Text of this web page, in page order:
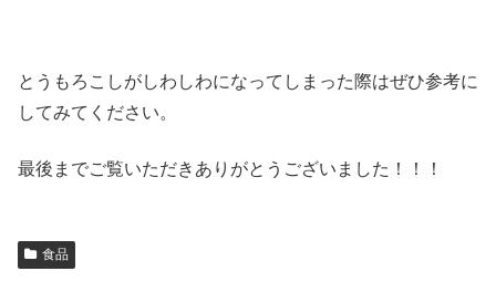
とうもろこしがしわしわになってしまった際はぜひ参考に
してみてください。
最後までご覧いただきありがとうございました！！！
食品